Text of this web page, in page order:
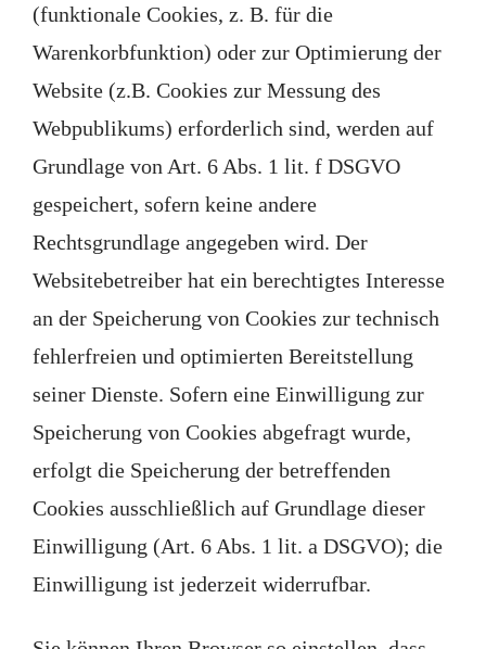
(funktionale Cookies, z. B. für die
Warenkorbfunktion) oder zur Optimierung der
Website (z.B. Cookies zur Messung des
Webpublikums) erforderlich sind, werden auf
Grundlage von Art. 6 Abs. 1 lit. f DSGVO
gespeichert, sofern keine andere
Rechtsgrundlage angegeben wird. Der
Websitebetreiber hat ein berechtigtes Interesse
an der Speicherung von Cookies zur technisch
fehlerfreien und optimierten Bereitstellung
seiner Dienste. Sofern eine Einwilligung zur
Speicherung von Cookies abgefragt wurde,
erfolgt die Speicherung der betreffenden
Cookies ausschließlich auf Grundlage dieser
Einwilligung (Art. 6 Abs. 1 lit. a DSGVO); die
Einwilligung ist jederzeit widerrufbar.